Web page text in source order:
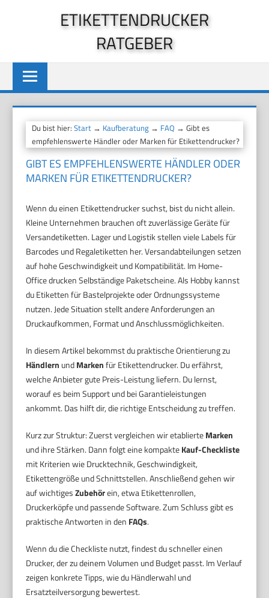
ETIKETTENDRUCKER
RATGEBER
Du bist hier:Start → Kaufberatung → FAQ → Gibt es
empfehlenswerte Händler oder Marken für Etikettendrucker?
GIBT ES EMPFEHLENSWERTE HÄNDLER ODER
MARKEN FÜR ETIKETTENDRUCKER?
Wenn du einen Etikettendrucker suchst, bist du nicht allein.
Kleine Unternehmen brauchen oft zuverlässige Geräte für
Versandetiketten. Lager und Logistik stellen viele Labels für
Barcodes und Regaletiketten her. Versandabteilungen setzen
auf hohe Geschwindigkeit und Kompatibilität. Im Home-
Office drucken Selbständige Paketscheine. Als Hobby kannst
du Etiketten für Bastelprojekte oder Ordnungssysteme
nutzen. Jede Situation stellt andere Anforderungen an
Druckaufkommen, Format und Anschlussmöglichkeiten.
In diesem Artikel bekommst du praktische Orientierung zu
Händlern undMarkenfür Etikettendrucker. Du erfährst,
welche Anbieter gute Preis-Leistung liefern. Du lernst,
worauf es beim Support und bei Garantieleistungen
ankommt. Das hilft dir, die richtige Entscheidung zu treffen.
Kurz zur Struktur: Zuerst vergleichen wir etablierteMarken
und ihre Stärken. Dann folgt eine kompakteKauf-Checkliste
mit Kriterien wie Drucktechnik, Geschwindigkeit,
Etikettengröße und Schnittstellen. Anschließend gehen wir
auf wichtigesZubehörein, etwa Etikettenrollen,
Druckerköpfe und passende Software. Zum Schluss gibt es
praktische Antworten in den FAQs.
Wenn du die Checkliste nutzt, findest du schneller einen
Drucker, der zu deinem Volumen und Budget passt. Im Verlauf
zeigen konkrete Tipps, wie du Händlerwahl und
Ersatzteilversorgung bewertest.